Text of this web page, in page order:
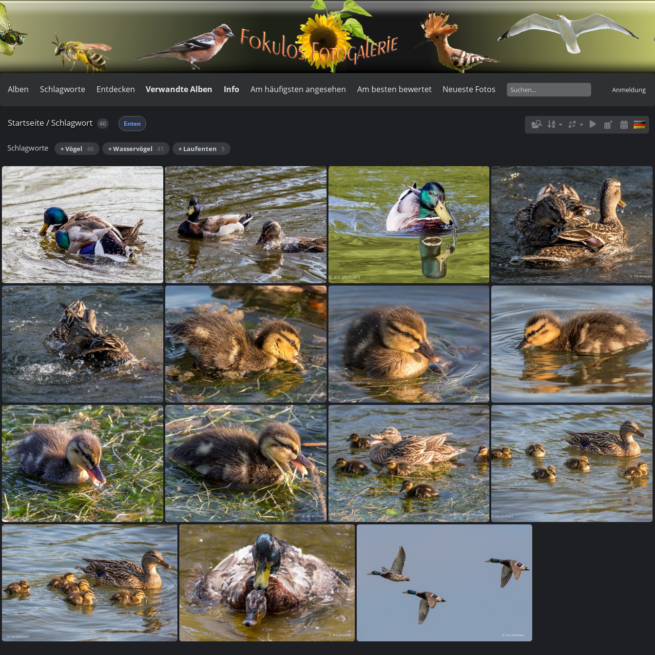
Alben Schlagworte Entdecken Verwandte Alben Info Am häufigsten angesehen Am besten bewertet Neueste Fotos Anmeldung
Startseite /Schlagwort 46 Enten
Schlagworte + Vögel 46 + Wasservögel 41 + Laufenten 5
Stockente Stockente Stockente Stockente
Stockente Stockente Stockente Stockente
Stockente Stockente Stockente